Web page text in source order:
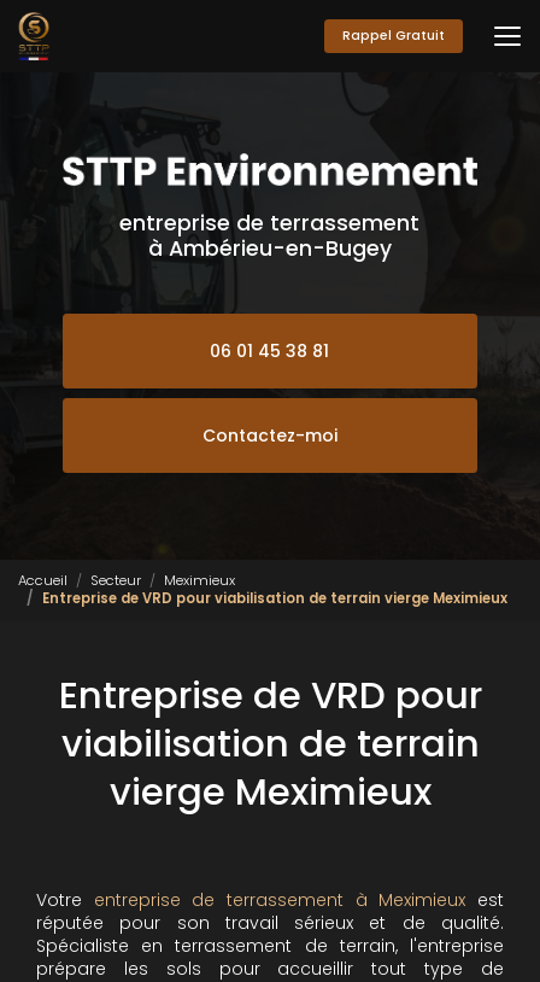
Aller
au
contenu
Rappel Gratuit
entreprise de terrassement
à Ambérieu-en-Bugey
06 01 45 38 81
Contactez-moi
Accueil Secteur
Meximieux
Entreprise de VRD pour viabilisation de terrain vierge Meximieux
Entreprise de VRD pour
viabilisation de terrain
vierge Meximieux
Votre entreprise de terrassement à Meximieux est
réputée pour son travail sérieux et de qualité.
Spécialiste en terrassement de terrain, l'entreprise
prépare les sols pour accueillir tout type de